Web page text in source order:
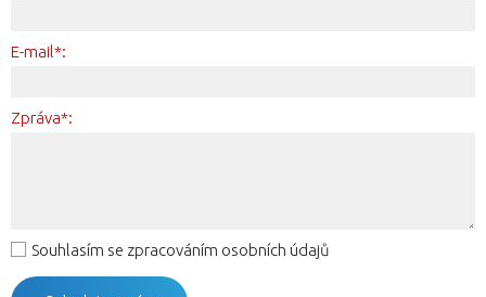
E-mail*:
Zpráva*:
Souhlasím se zpracováním osobních údajů